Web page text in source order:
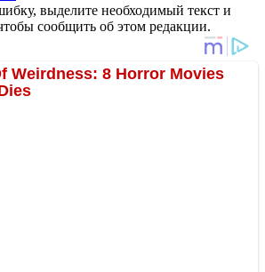
выделите необходимый текст и
сообщить об этом редакции.